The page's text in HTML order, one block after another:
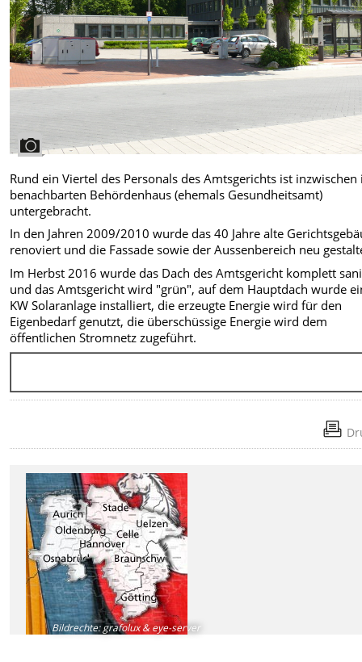
Rund ein Viertel des Personals des Amtsgerichts ist inzwischen
benachbarten Behördenhaus (ehemals Gesundheitsamt)
untergebracht.
In den Jahren 2009/2010 wurde das 40 Jahre alte
renoviert und die Fassade sowie der Aussenbereich neu
Im Herbst 2016 wurde das Dach des Amtsgericht komplett
und das Amtsgericht wird "grün", auf dem Hauptdach wurde
KW Solaranlage installiert, die erzeugte Energie wird für den
Eigenbedarf genutzt, die überschüssige Energie wird dem
öffentlichen Stromnetz zugeführt.
Bildrechte:grafolux & eye-server